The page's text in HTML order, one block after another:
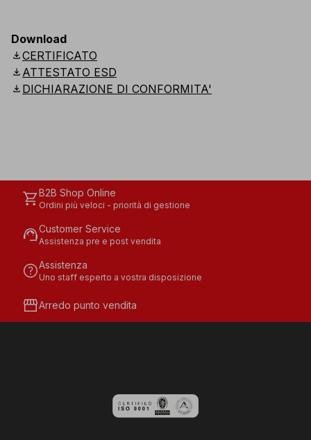
Download
downloadCERTIFICATO
download ATTESTATO ESD
download DICHIARAZIONE DI CONFORMITA'
shopping_cartB2B Shop Online
Ordini più veloci - priorità di gestione
support_agentCustomer Service
Assistenza pre e post vendita
helpAssistenza
Uno staff esperto a vostra disposizione
storefrontArredo punto vendita